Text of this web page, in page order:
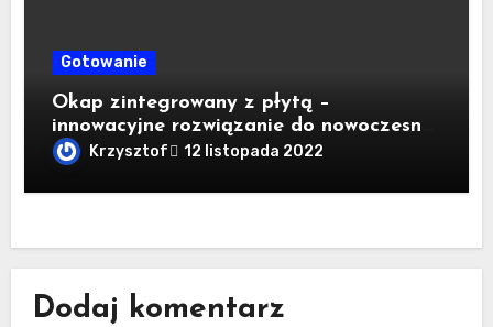
Gotowanie
Okap zintegrowany z płytą –
innowacyjne rozwiązanie do nowoczesnej
kuchniKrzysztof 12 listopada 2022
Dodaj komentarz